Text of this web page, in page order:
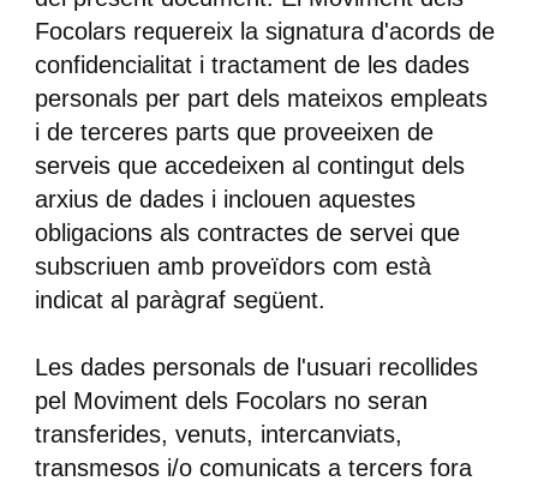
Focolars requereix la signatura d'acords de
confidencialitat i tractament de les dades
personals per part dels mateixos empleats
i de terceres parts que proveeixen de
serveis que accedeixen al contingut dels
arxius de dades i inclouen aquestes
obligacions als contractes de servei que
subscriuen amb proveïdors com està
indicat al paràgraf següent.
Les dades personals de l'usuari recollides
pel Moviment dels Focolars no seran
transferides, venuts, intercanviats,
transmesos i/o comunicats a tercers fora